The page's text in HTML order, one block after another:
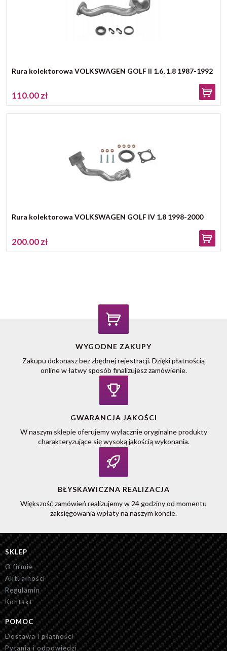
Rura kolektorowa VOLKSWAGEN GOLF II 1.6, 1.8 1987-1992
110.00 zł
Rura kolektorowa VOLKSWAGEN GOLF IV 1.8 1998-2000
200.00 zł
WYGODNE ZAKUPY
Zakupu dokonasz bez zbędnej rejestracji. Dzięki płatnością
online w łatwy sposób finalizujesz zamówienie.
GWARANCJA JAKOŚCI
W naszym sklepie oferujemy wyłacznie oryginalne produkty
charakteryzujące się wysoką jakością wykonania.
BŁYSKAWICZNA REALIZACJA
Większość zamówień realizujemy w 24 godziny od momentu
zaksięgowania wpłaty na naszym koncie.
SKLEP
O firmie
Aktualności
Regulamin
Kontakt
POMOC
Dostawa i płatności
Pytania i odpowiedzi